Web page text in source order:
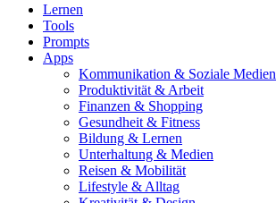
Lernen
Tools
Prompts
Apps
Kommunikation & Soziale Medien
Produktivität & Arbeit
Finanzen & Shopping
Gesundheit & Fitness
Bildung & Lernen
Unterhaltung & Medien
Reisen & Mobilität
Lifestyle & Alltag